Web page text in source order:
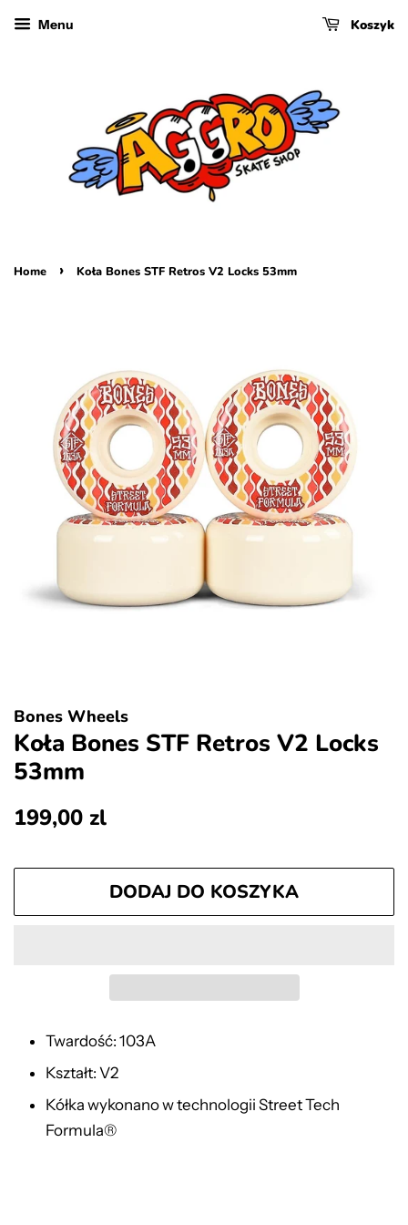
Menu Koszyk
Home › Koła Bones STF Retros V2 Locks 53mm
Bones Wheels
Koła Bones STF Retros V2 Locks
53mm
Cena
199,00 zl
DODAJ DO KOSZYKA
Twardość: 103A
Kształt: V2
Kółka wykonano w technologii Street Tech
Formula®